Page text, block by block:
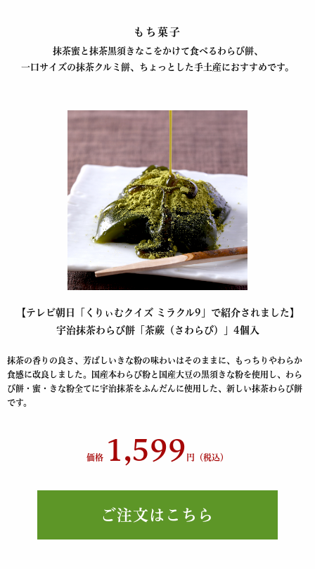
もち菓子
抹茶蜜と抹茶黒須きなこをかけて食べるわらび餅、
一口サイズの抹茶クルミ餅、ちょっとした手土産におすすめです。
【テレビ朝日「くりぃむクイズ ミラクル9」で紹介されました】
宇治抹茶わらび餅「茶蕨（さわらび）」4個入
抹茶の香りの良さ、芳ばしいきな粉の味わいはそのままに、もっちりやわらか
食感に改良しました。国産本わらび粉と国産大豆の黒須きな粉を使用し、わら
び餅・蜜・きな粉全てに宇治抹茶をふんだんに使用した、新しい抹茶わらび餅
です。
価格 1,599 円（税込）
ご注文はこちら